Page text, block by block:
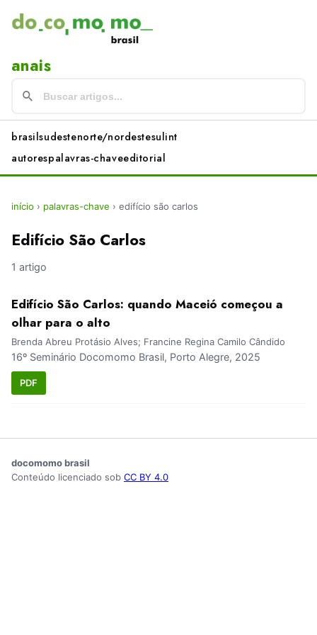
anais
brasilsudestenorte/nordestesulint
autorespalavras-chaveeditorial
início › palavras-chave › edifício são carlos
Edifício São Carlos
1 artigo
Edifício São Carlos: quando Maceió começou a
olhar para o alto
Brenda Abreu Protásio Alves; Francine Regina Camilo Cândido
16º Seminário Docomomo Brasil, Porto Alegre, 2025
PDF
docomomo brasil
Conteúdo licenciado sob CC BY 4.0